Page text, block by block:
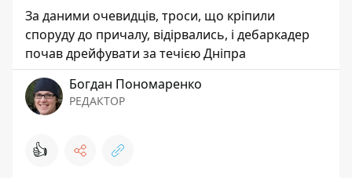
За даними очевидців, троси, що кріпили
споруду до причалу, відірвались, і дебаркадер
почав дрейфувати за течією Дніпра
Богдан Пономаренко
РЕДАКТОР
👍